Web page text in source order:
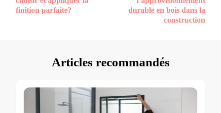
finition parfaite?
durable en bois dans la
construction
Articles recommandés